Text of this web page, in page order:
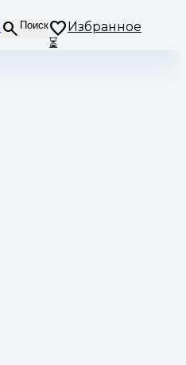
Поиск
Избранное
⏳